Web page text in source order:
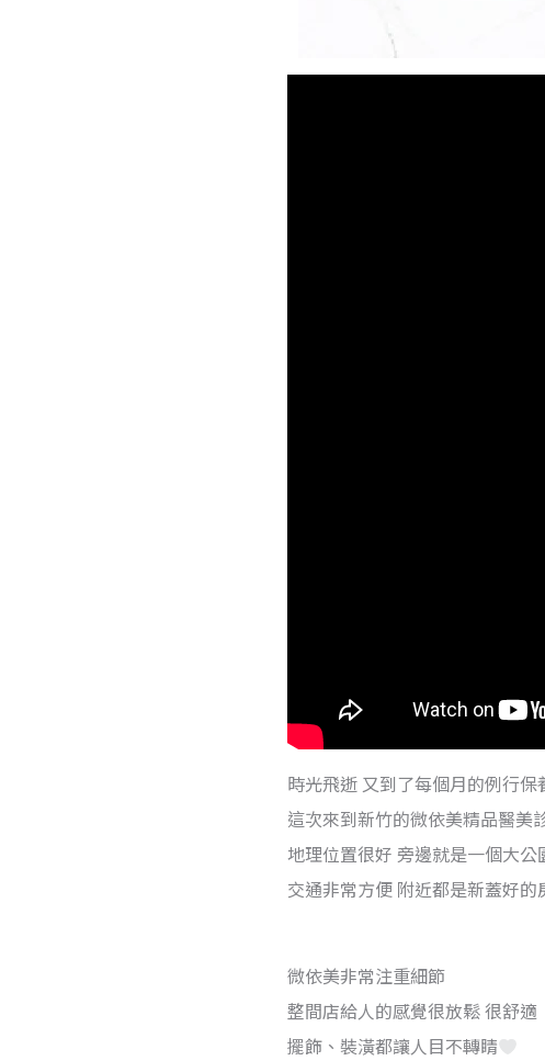
時光飛逝 又到了每個月的例行保
這次來到新竹的微依美精品醫美
地理位置很好 旁邊就是一個大公
交通非常方便 附近都是新蓋好的
微依美非常注重細節
整間店給人的感覺很放鬆 很舒適
擺飾、裝潢都讓人目不轉睛